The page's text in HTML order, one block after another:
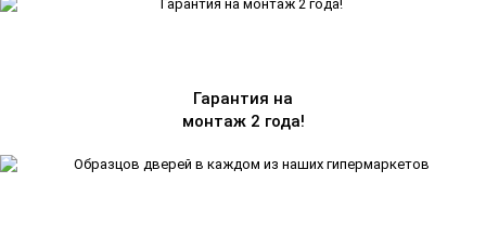
Гарантия на
монтаж 2 года!